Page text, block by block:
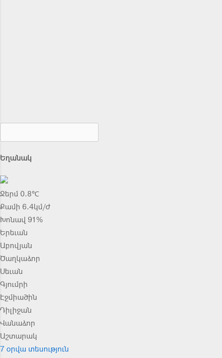
Եղանակ
Ջերմ 0.8℃
Քամի 6.4կմ/ժ
Խոնավ 91%
Երեւան
Աբովյան
Ծաղկաձոր
Սեւան
Գյումրի
Էջմիածին
Դիլիջան
Վանաձոր
Աշտարակ
7 օրվա տեսություն